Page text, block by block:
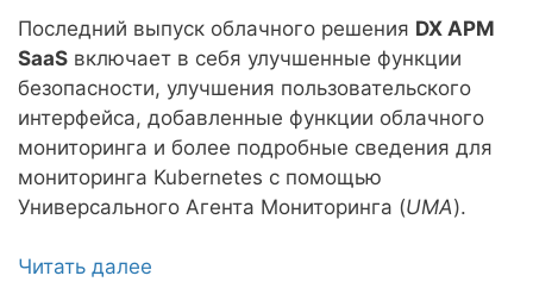
Последний выпуск облачного решения DX APM
SaaS включает в себя улучшенные функции
безопасности, улучшения пользовательского
интерфейса, добавленные функции облачного
мониторинга и более подробные сведения для
мониторинга Kubernetes с помощью
Универсального Агента Мониторинга (UMA).
Читать далее